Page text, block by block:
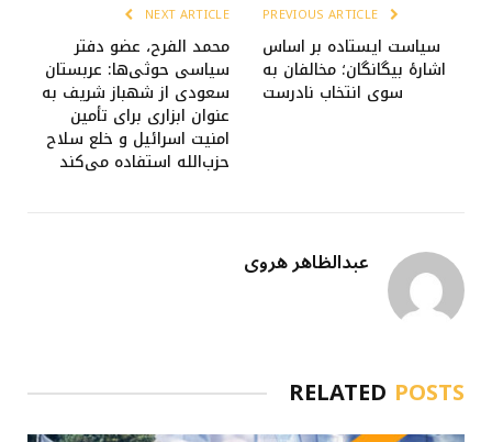
سیاست ایستاده بر اساس
اشارۀ بیگانگان؛ مخالفان به
سوی انتخاب نادرست
NEXT ARTICLE
محمد الفرح، عضو دفتر
سیاسی حوثی‌ها: عربستان
سعودی از شهباز شریف به
عنوان ابزاری برای تأمین
امنیت اسرائیل و خلع سلاح
حزب‌الله استفاده می‌کند
عبدالظاهر هروی
RELATED POSTS